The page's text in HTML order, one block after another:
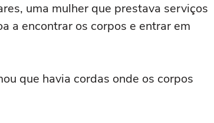
uma mulher que prestava serviços
a encontrar os corpos e entrar em
que havia cordas onde os corpos